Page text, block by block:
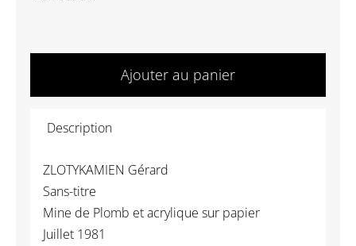
de
Ajouter au panier
Description
ZLOTYKAMIEN Gérard
Sans-titre
Mine de Plomb et acrylique sur papier
Juillet 1981